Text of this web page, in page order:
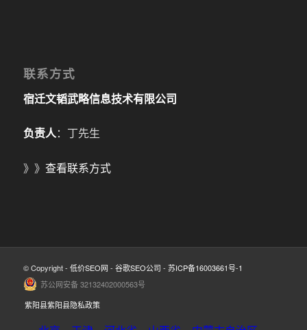
联系方式
宿迁文韬武略信息技术有限公司
负责人：丁先生
》》 查看联系方式
© Copyright - 低价SEO网 - 谷歌SEO公司 - 苏ICP备16003661号-1
苏公网安备 32132402000563号
紫阳县紫阳县隐私政策